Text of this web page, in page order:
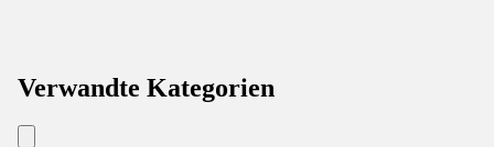
Verwandte Kategorien